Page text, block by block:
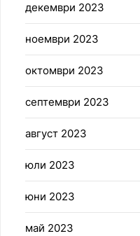
декември 2023
ноември 2023
октомври 2023
септември 2023
август 2023
юли 2023
юни 2023
май 2023